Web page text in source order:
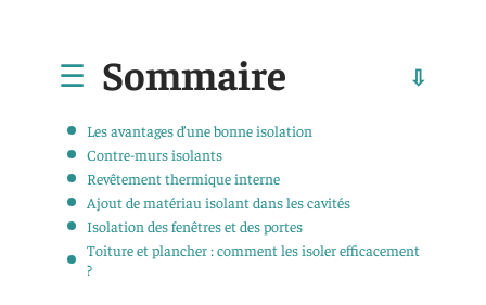
Sommaire
Les avantages d’une bonne isolation
Contre-murs isolants
Revêtement thermique interne
Ajout de matériau isolant dans les cavités
Isolation des fenêtres et des portes
Toiture et plancher : comment les isoler efficacement
?